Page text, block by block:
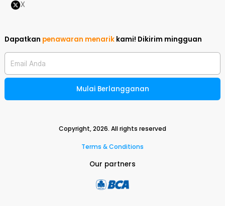
X
Dapatkan penawaran menarik kami! Dikirim mingguan
Email Anda
Mulai Berlangganan
Copyright,2026. All rights reserved
Terms & Conditions
Our partners